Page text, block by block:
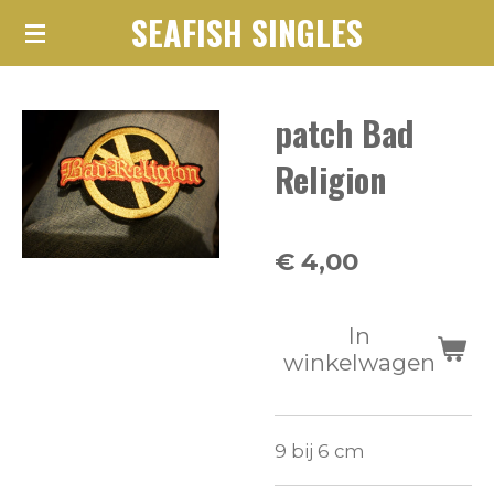
Ga
hoofdinhoud
SEAFISH SINGLES
patch Bad
Religion
€ 4,00
In
winkelwagen
9 bij 6 cm